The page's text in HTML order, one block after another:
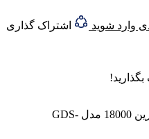
وارد شوید
اشتراک گذاری
داکت اسپلیت کم مصرف اینورتر گرین 18000 مدل GDS-